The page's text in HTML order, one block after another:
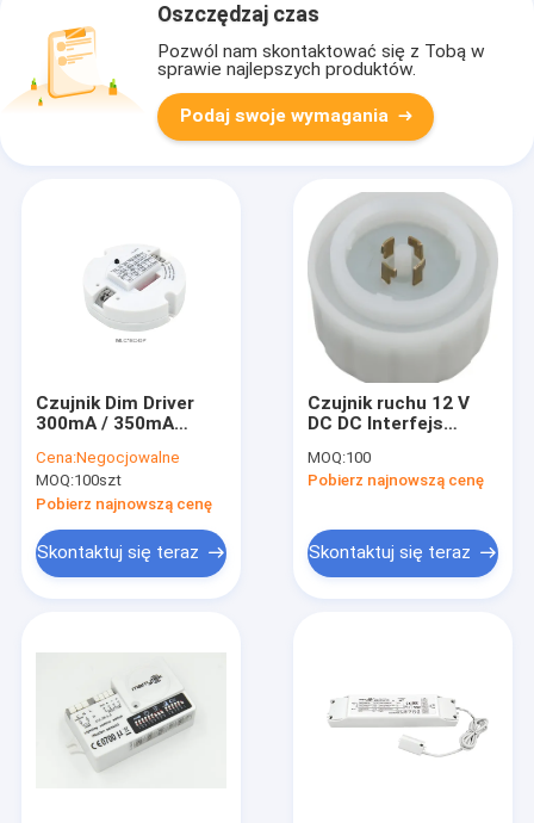
Oszczędzaj czas
Pozwól nam skontaktować się z Tobą w
sprawie najlepszych produktów.
Podaj swoje wymagania
Czujnik Dim Driver
300mA / 350mA
LED Kompaktowa
konstrukcja
Certyfikat CE
MLC18C-DP
Cena:Negocjowalne
MOQ:100szt
Pobierz najnowszą cenę
Skontaktuj się teraz
Czujnik ruchu 12 V
DC DC Interfejs
Ameryki Północnej
MC079D RC
MOQ:100
Pobierz najnowszą cenę
Skontaktuj się teraz